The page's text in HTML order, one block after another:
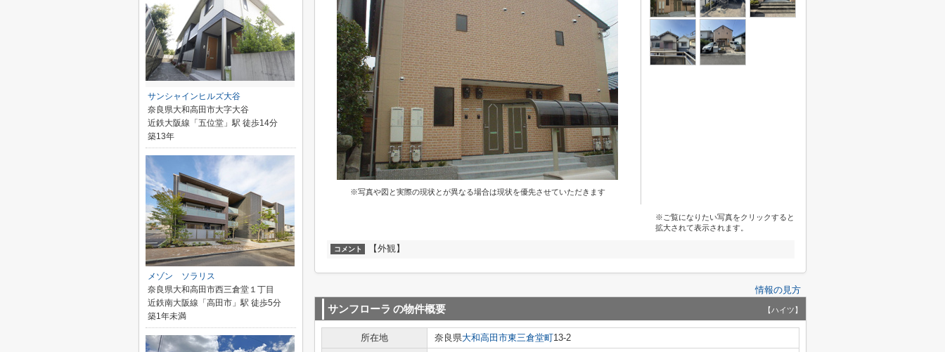
※写真や図と実際の現状とが異なる場合は現状を優先させていただきます
※ご覧になりたい写真をクリックすると
拡大されて表示されます。
コメント 【外観】
情報の見方
サンフローラ の物件概要 【ハイツ】
所在地 奈良県大和高田市東三倉堂町13-2
サンシャインヒルズ大谷
奈良県大和高田市大字大谷
近鉄大阪線「五位堂」駅 徒歩14分
築13年
メゾン ソラリス
奈良県大和高田市西三倉堂１丁目
近鉄南大阪線「高田市」駅 徒歩5分
築1年未満